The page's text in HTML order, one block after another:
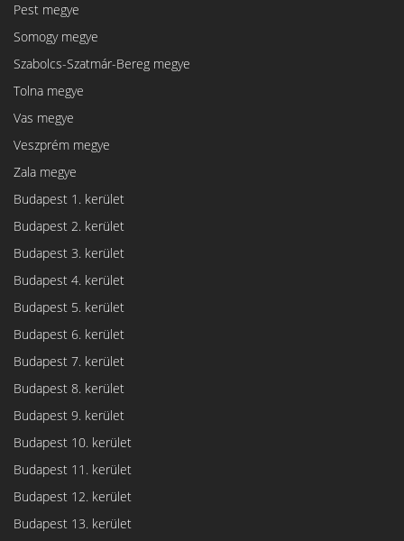
Pest megye
Somogy megye
Szabolcs-Szatmár-Bereg megye
Tolna megye
Vas megye
Veszprém megye
Zala megye
Budapest 1. kerület
Budapest 2. kerület
Budapest 3. kerület
Budapest 4. kerület
Budapest 5. kerület
Budapest 6. kerület
Budapest 7. kerület
Budapest 8. kerület
Budapest 9. kerület
Budapest 10. kerület
Budapest 11. kerület
Budapest 12. kerület
Budapest 13. kerület